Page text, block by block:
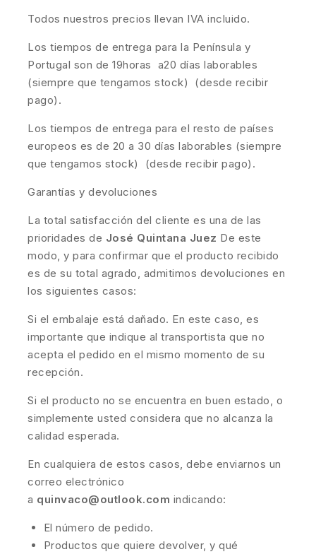
Todos nuestros precios llevan IVA incluido.
Los tiempos de entrega para la Península y
Portugal son de 19horas a20 días laborables
(siempre que tengamos stock) (desde recibir
pago).
Los tiempos de entrega para el resto de países
europeos es de 20 a 30 días laborables (siempre
que tengamos stock) (desde recibir pago).
Garantías y devoluciones
La total satisfacción del cliente es una de las
prioridades de José Quintana Juez De este
modo, y para confirmar que el producto recibido
es de su total agrado, admitimos devoluciones en
los siguientes casos:
Si el embalaje está dañado. En este caso, es
importante que indique al transportista que no
acepta el pedido en el mismo momento de su
recepción.
Si el producto no se encuentra en buen estado, o
simplemente usted considera que no alcanza la
calidad esperada.
En cualquiera de estos casos, debe enviarnos un
correo electrónico
a quinvaco@outlook.com indicando:
El número de pedido.
Productos que quiere devolver, y qué